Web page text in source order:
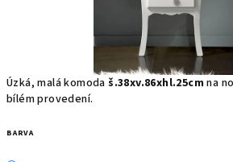
Úzká, malá komodaš.38xv.86xhl.25cmna
bílém provedení.
BARVA